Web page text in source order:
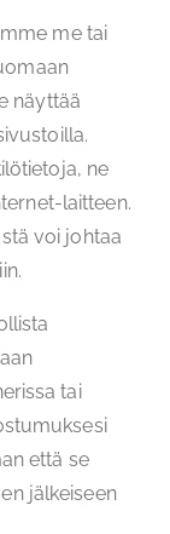
me tai
näyttää
ne
laitteen.
voi johtaa
tai
että se
jälkeiseen